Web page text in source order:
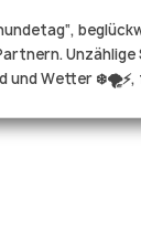
trainieren
und Wetter
All das, damit wir im